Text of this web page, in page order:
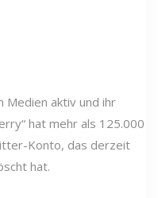
Medien aktiv und ihr
hat mehr als 125.000
Konto, das derzeit
hat.